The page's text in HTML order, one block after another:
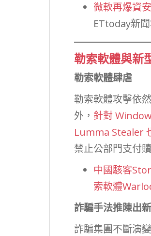
微軟再爆資
ETtoday新
勒索軟體與新
勒索軟體肆虐
勒索軟體攻擊依
外， 針對
Lumma Stealer
禁止公部門支付
中國駭客
索軟體
詐騙手法推陳出新
詐騙集團不斷演